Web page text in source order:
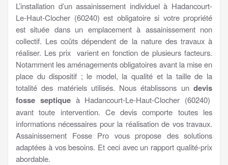
L’installation d’un assainissement individuel à Hadancourt-
Le-Haut-Clocher (60240) est obligatoire si votre propriété
est située dans un emplacement à assainissement non
collectif. Les coûts dépendent de la nature des travaux à
réaliser. Les prix varient en fonction de plusieurs facteurs.
Notamment les aménagements obligatoires avant la mise en
place du dispositif ; le model, la qualité et la taille de la
totalité des matériels utilisés. Nous établissons un devis
fosse septiqueà Hadancourt-Le-Haut-Clocher (60240)
avant toute intervention. Ce devis comporte toutes les
informations nécessaires pour la réalisation de vos travaux.
Assainissement Fosse Pro vous propose des solutions
adaptées à vos besoins. Et ceci avec un rapport qualité-prix
abordable.